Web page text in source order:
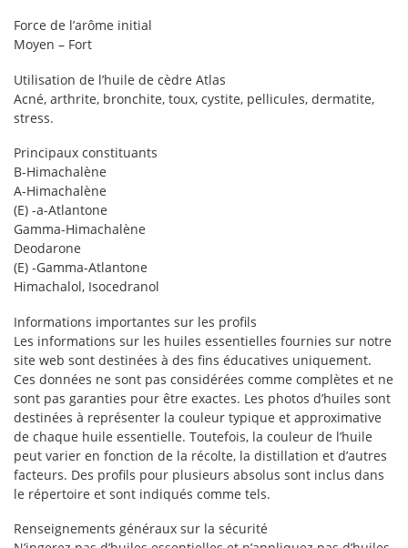
Force de l’arôme initial
Moyen – Fort
Utilisation de l’huile de cèdre Atlas
Acné, arthrite, bronchite, toux, cystite, pellicules, dermatite,
stress.
Principaux constituants
B-Himachalène
A-Himachalène
(E) -a-Atlantone
Gamma-Himachalène
Deodarone
(E) -Gamma-Atlantone
Himachalol, Isocedranol
Informations importantes sur les profils
Les informations sur les huiles essentielles fournies sur notre
site web sont destinées à des fins éducatives uniquement.
Ces données ne sont pas considérées comme complètes et ne
sont pas garanties pour être exactes. Les photos d’huiles sont
destinées à représenter la couleur typique et approximative
de chaque huile essentielle. Toutefois, la couleur de l’huile
peut varier en fonction de la récolte, la distillation et d’autres
facteurs. Des profils pour plusieurs absolus sont inclus dans
le répertoire et sont indiqués comme tels.
Renseignements généraux sur la sécurité